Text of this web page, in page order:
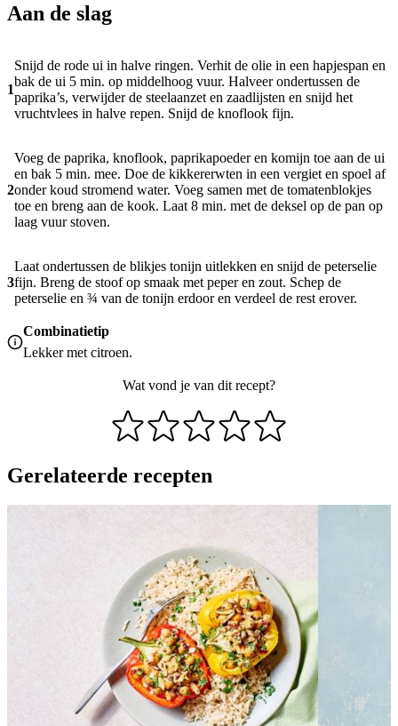
Aan de slag
1
Snijd de rode ui in halve ringen. Verhit de olie in een hapjespan en
bak de ui 5 min. op middelhoog vuur. Halveer ondertussen de
paprika’s, verwijder de steelaanzet en zaadlijsten en snijd het
vruchtvlees in halve repen. Snijd de knoflook fijn.
2
Voeg de paprika, knoflook, paprikapoeder en komijn toe aan de ui
en bak 5 min. mee. Doe de kikkererwten in een vergiet en spoel af
onder koud stromend water. Voeg samen met de tomatenblokjes
toe en breng aan de kook. Laat 8 min. met de deksel op de pan op
laag vuur stoven.
3
Laat ondertussen de blikjes tonijn uitlekken en snijd de peterselie
fijn. Breng de stoof op smaak met peper en zout. Schep de
peterselie en ¾ van de tonijn erdoor en verdeel de rest erover.
Combinatietip
Lekker met citroen.
Wat vond je van dit recept?
Gerelateerde recepten